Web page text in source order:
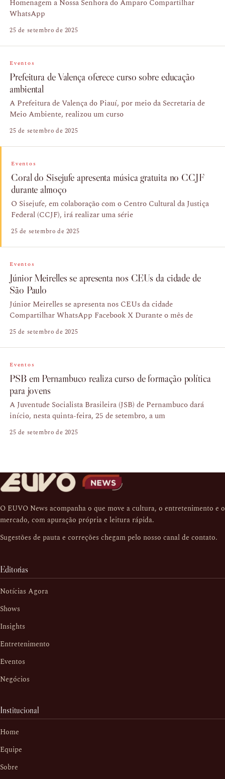
Homenagem a Nossa Senhora do Amparo Compartilhar
WhatsApp
25 de setembro de 2025
Eventos
Prefeitura de Valença oferece curso sobre educação
ambiental
A Prefeitura de Valença do Piauí, por meio da Secretaria de
Meio Ambiente, realizou um curso
25 de setembro de 2025
Eventos
Coral do Sisejufe apresenta música gratuita no CCJF
durante almoço
O Sisejufe, em colaboração com o Centro Cultural da Justiça
Federal (CCJF), irá realizar uma série
25 de setembro de 2025
Eventos
Júnior Meirelles se apresenta nos CEUs da cidade de
São Paulo
Júnior Meirelles se apresenta nos CEUs da cidade
Compartilhar WhatsApp Facebook X Durante o mês de
25 de setembro de 2025
Eventos
PSB em Pernambuco realiza curso de formação política
para jovens
A Juventude Socialista Brasileira (JSB) de Pernambuco dará
início, nesta quinta-feira, 25 de setembro, a um
25 de setembro de 2025
O EUVO News acompanha o que move a cultura, o entretenimento e o
mercado, com apuração própria e leitura rápida.
Sugestões de pauta e correções chegam pelo nosso canal de contato.
Editorias
Notícias Agora
Shows
Insights
Entretenimento
Eventos
Negócios
Institucional
Home
Equipe
Sobre